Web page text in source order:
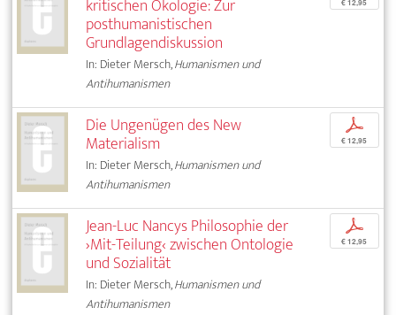
kritischen Ökologie: Zur
posthumanistischen
Grundlagendiskussion
In: Dieter Mersch,Humanismen und
Antihumanismen
€ 12,95
Die Ungenügen des New
Materialism
In: Dieter Mersch,Humanismen und
Antihumanismen
p
€ 12,95
Jean-Luc Nancys Philosophie der
›Mit-Teilung‹ zwischen Ontologie
und Sozialität
In: Dieter Mersch,Humanismen und
Antihumanismen
p
€ 12,95